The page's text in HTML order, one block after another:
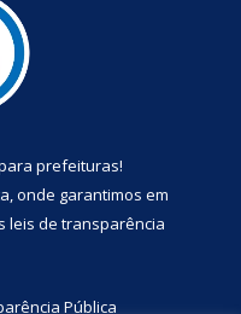
prefeituras!
onde garantimos em
leis de transparência
Pública